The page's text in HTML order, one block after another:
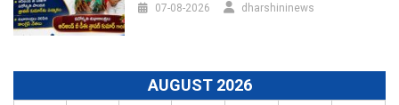
07-08-2026 dharshininews
AUGUST 2026